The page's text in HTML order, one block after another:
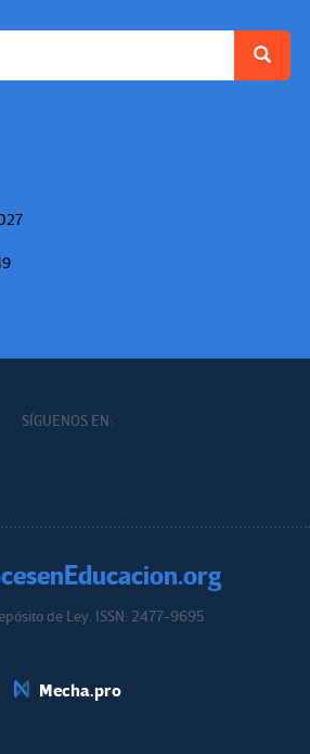
SÍGUENOS EN:
de Ley. ISSN: 2477-9695
Mecha.pro